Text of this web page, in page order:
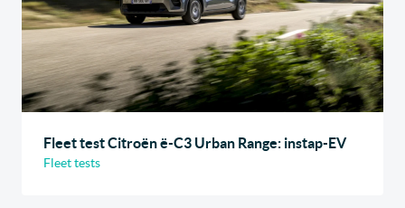
Fleet test Citroën ë-C3 Urban Range: instap-EV
Fleet tests